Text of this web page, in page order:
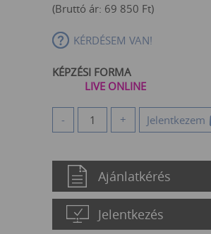
(Bruttó ár: 69 850 Ft)
KÉRDÉSEM VAN!
KÉPZÉSI FORMA
LIVE ONLINE
- + Jelentkezem
Ajánlatkérés
Jelentkezés